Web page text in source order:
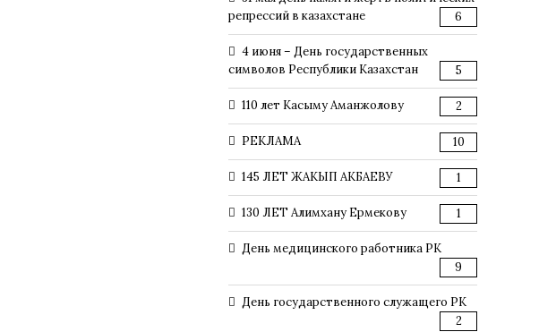
репрессий в казахстане
6
4 июня – День государственных
символов Республики Казахстан
5
110 лет Касыму Аманжолову 2
РЕКЛАМА 10
145 ЛЕТ ЖАКЫП АКБАЕВУ 1
130 ЛЕТ Алимхану Ермекову 1
День медицинского работника РК
9
День государственного служащего РК
2